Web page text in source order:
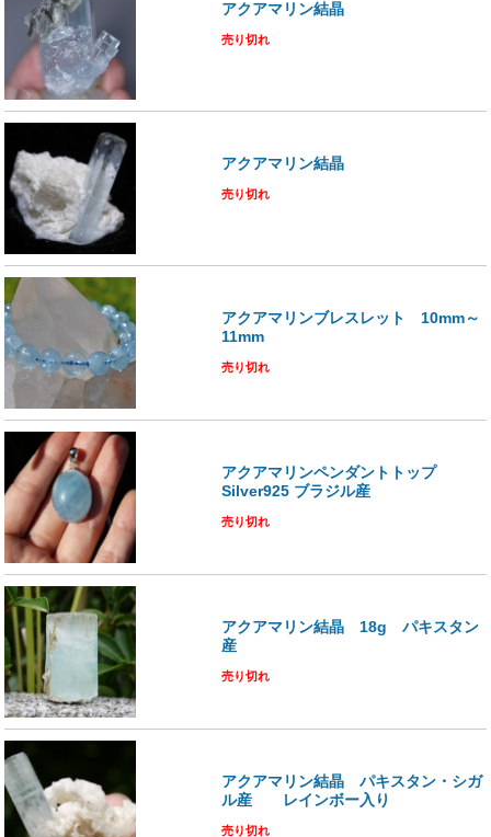
アクアマリン結晶
売り切れ
アクアマリン結晶
売り切れ
アクアマリンブレスレット 10mm～
11mm
売り切れ
アクアマリンペンダントトップ
Silver925 ブラジル産
売り切れ
アクアマリン結晶 18g パキスタン
産
売り切れ
アクアマリン結晶 パキスタン・シガ
ル産 レインボー入り
売り切れ